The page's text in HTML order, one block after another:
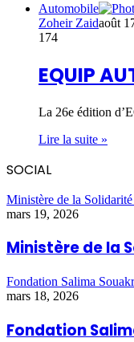
Automobile
Zoheir Zaidaoût
174
EQUIP
La 26e édition
Lire la suite »
SOCIAL
Ministère de la
mars 19, 2026
Ministère de la
Fondation Salima
mars 18, 2026
Fondation